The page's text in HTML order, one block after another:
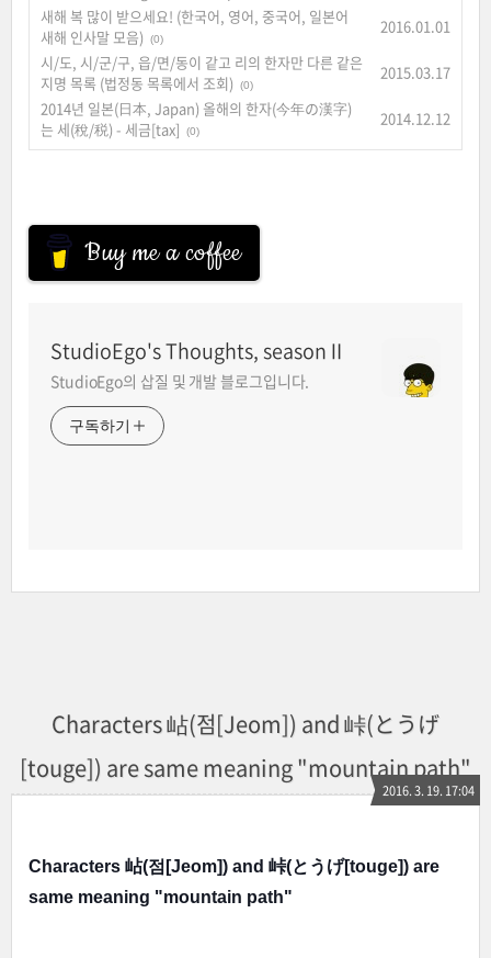
새해 복 많이 받으세요! (한국어, 영어, 중국어, 일본어
새해 인사말 모음)
(0)
2016.01.01
시/도, 시/군/구, 읍/면/동이 같고 리의 한자만 다른 같은
지명 목록 (법정동 목록에서 조회)
(0)
2015.03.17
2014년 일본(日本, Japan) 올해의 한자(今年の漢字)
는 세(稅/税) - 세금[tax]
(0)
2014.12.12
Buy me a coffee
StudioEgo's Thoughts, seasonⅡ
StudioEgo의 삽질 및 개발 블로그입니다.
구독하기
Characters 岾(점[Jeom]) and 峠(とうげ
[touge]) are same meaning "mountain path"
2016. 3. 19. 17:04
Characters 岾(점[Jeom]) and 峠(とうげ[touge]) are
same meaning "mountain path"